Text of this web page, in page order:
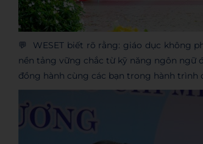
💬 WESET biết rõ rằng: giáo dục không
nền tảng vững chắc từ kỹ năng ngôn ngữ
đồng hành cùng các bạn trong hành trình